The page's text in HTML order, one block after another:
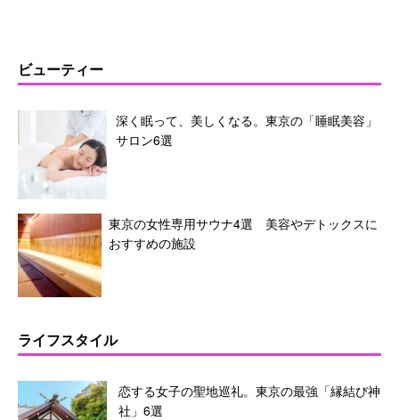
ビューティー
深く眠って、美しくなる。東京の「睡眠美容」
サロン6選
東京の女性専用サウナ4選 美容やデトックスに
おすすめの施設
ライフスタイル
恋する女子の聖地巡礼。東京の最強「縁結び神
社」6選